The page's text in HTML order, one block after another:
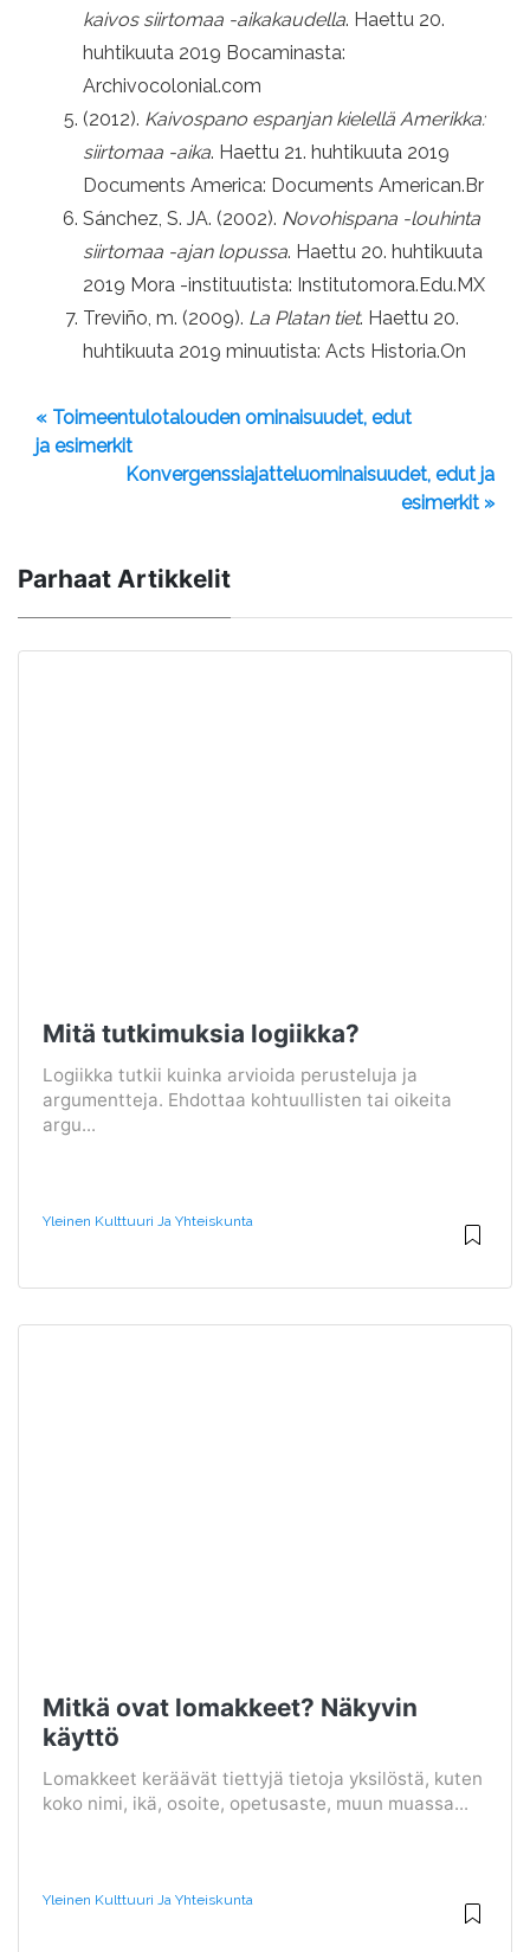
kaivos siirtomaa -aikakaudella. Haettu 20.
huhtikuuta 2019 Bocaminasta:
Archivocolonial.com
(2012). Kaivospano espanjan kielellä Amerikka:
siirtomaa -aika. Haettu 21. huhtikuuta 2019
Documents America: Documents American.Br
Sánchez, S. JA. (2002). Novohispana -louhinta
siirtomaa -ajan lopussa. Haettu 20. huhtikuuta
2019 Mora -instituutista: Institutomora.Edu.MX
Treviño, m. (2009). La Platan tiet. Haettu 20.
huhtikuuta 2019 minuutista: Acts Historia.On
« Toimeentulotalouden ominaisuudet, edut
ja esimerkit
Konvergenssiajatteluominaisuudet, edut ja
esimerkit »
Parhaat Artikkelit
Mitä tutkimuksia logiikka?
Logiikka tutkii kuinka arvioida perusteluja ja
argumentteja. Ehdottaa kohtuullisten tai oikeita
argu...
Yleinen Kulttuuri Ja Yhteiskunta
Mitkä ovat lomakkeet? Näkyvin
käyttö
Lomakkeet keräävät tiettyjä tietoja yksilöstä, kuten
koko nimi, ikä, osoite, opetusaste, muun muassa...
Yleinen Kulttuuri Ja Yhteiskunta